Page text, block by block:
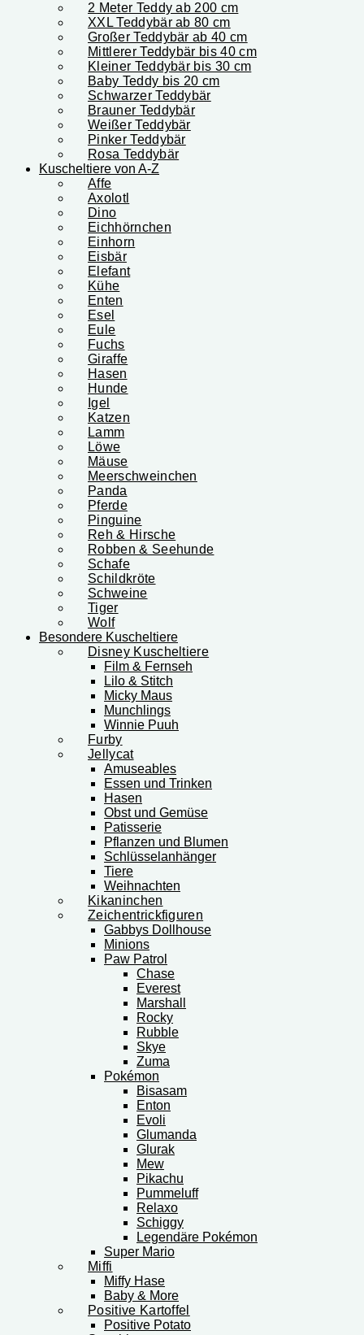
2 Meter Teddy ab 200 cm
XXL Teddybär ab 80 cm
Großer Teddybär ab 40 cm
Mittlerer Teddybär bis 40 cm
Kleiner Teddybär bis 30 cm
Baby Teddy bis 20 cm
Schwarzer Teddybär
Brauner Teddybär
Weißer Teddybär
Pinker Teddybär
Rosa Teddybär
Kuscheltiere von A-Z
Affe
Axolotl
Dino
Eichhörnchen
Einhorn
Eisbär
Elefant
Kühe
Enten
Esel
Eule
Fuchs
Giraffe
Hasen
Hunde
Igel
Katzen
Lamm
Löwe
Mäuse
Meerschweinchen
Panda
Pferde
Pinguine
Reh & Hirsche
Robben & Seehunde
Schafe
Schildkröte
Schweine
Tiger
Wolf
Besondere Kuscheltiere
Disney Kuscheltiere
Film & Fernseh
Lilo & Stitch
Micky Maus
Munchlings
Winnie Puuh
Furby
Jellycat
Amuseables
Essen und Trinken
Hasen
Obst und Gemüse
Patisserie
Pflanzen und Blumen
Schlüsselanhänger
Tiere
Weihnachten
Kikaninchen
Zeichentrickfiguren
Gabbys Dollhouse
Minions
Paw Patrol
Chase
Everest
Marshall
Rocky
Rubble
Skye
Zuma
Pokémon
Bisasam
Enton
Evoli
Glumanda
Glurak
Mew
Pikachu
Pummeluff
Relaxo
Schiggy
Legendäre Pokémon
Super Mario
Miffi
Miffy Hase
Baby & More
Positive Kartoffel
Positive Potato